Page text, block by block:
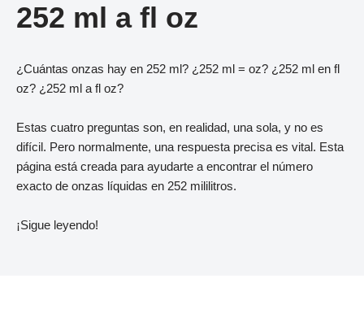
252 ml a fl oz
¿Cuántas onzas hay en 252 ml? ¿252 ml = oz? ¿252 ml en fl
oz? ¿252 ml a fl oz?
Estas cuatro preguntas son, en realidad, una sola, y no es
difícil. Pero normalmente, una respuesta precisa es vital. Esta
página está creada para ayudarte a encontrar el número
exacto de onzas líquidas en 252 mililitros.
¡Sigue leyendo!